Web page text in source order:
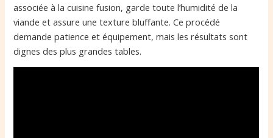
associée à la cuisine fusion, garde toute l’humidité de la
viande et assure une texture bluffante. Ce procédé
demande patience et équipement, mais les résultats sont
dignes des plus grandes tables.